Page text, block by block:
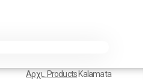
Αρχι...ProductsKalamata